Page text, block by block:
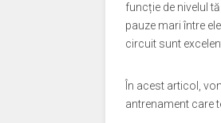
funcție de nivelul
pauze mari între
circuit sunt
În acest articol,
antrenament care